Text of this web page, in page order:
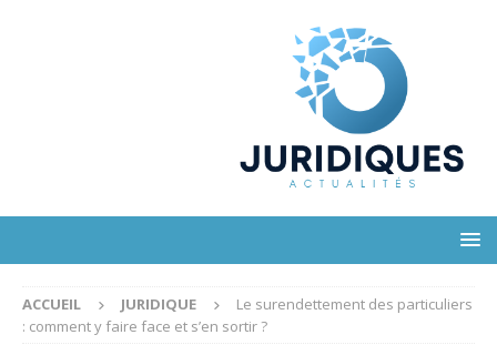
ACCUEIL JURIDIQUE
Le surendettement des particuliers
: comment y faire face et s’en sortir ?